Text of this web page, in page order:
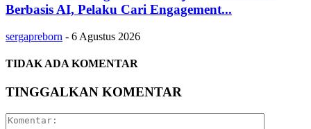
Berbasis AI, Pelaku Cari Engagement...
sergapreborn - 6 Agustus 2026
TIDAK ADA KOMENTAR
TINGGALKAN KOMENTAR